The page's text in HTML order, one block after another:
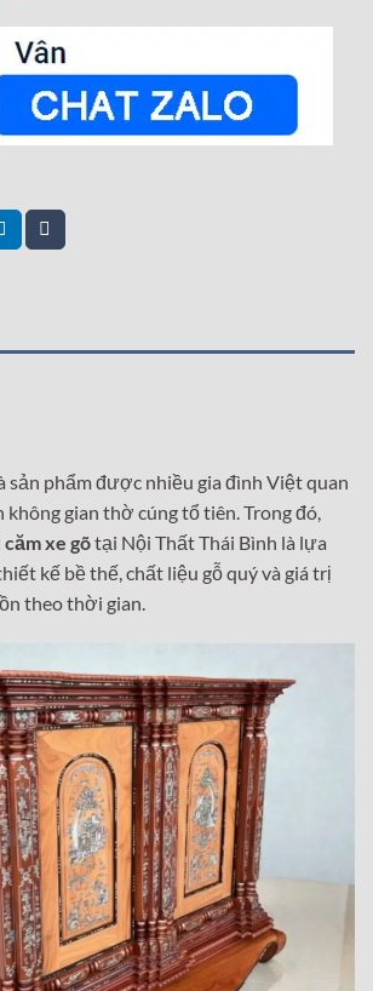
sản phẩm được nhiều gia đình Việt quan
gian thờ cúng tổ tiên. Trong đó,
xe gõtại Nội Thất Thái Bình là lựa
kế bề thế, chất liệu gỗ quý và giá trị
theo thời gian.